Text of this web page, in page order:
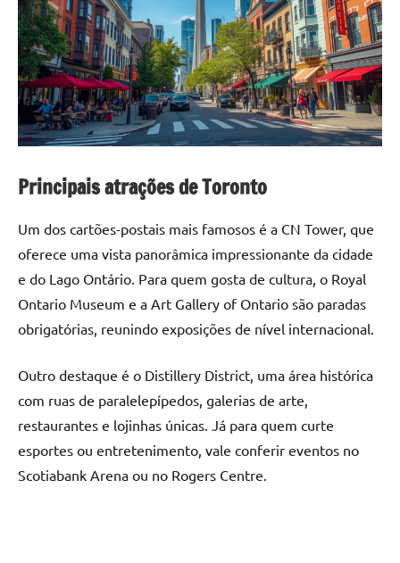
Principais atrações de Toronto
Um dos cartões-postais mais famosos é a CN Tower, que
oferece uma vista panorâmica impressionante da cidade
e do Lago Ontário. Para quem gosta de cultura, o Royal
Ontario Museum e a Art Gallery of Ontario são paradas
obrigatórias, reunindo exposições de nível internacional.
Outro destaque é o Distillery District, uma área histórica
com ruas de paralelepípedos, galerias de arte,
restaurantes e lojinhas únicas. Já para quem curte
esportes ou entretenimento, vale conferir eventos no
Scotiabank Arena ou no Rogers Centre.